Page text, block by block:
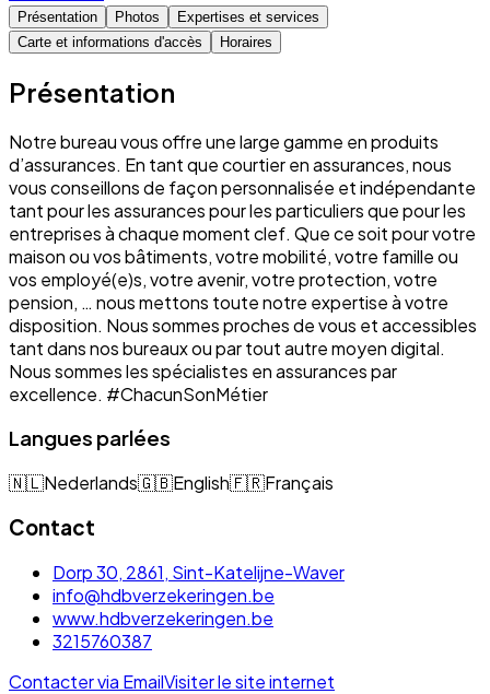
Présentation Photos
Expertises et services
Carte et informations d'accès
Horaires
Présentation
Notre bureau vous offre une large gamme en produits
d’assurances. En tant que courtier en assurances, nous
vous conseillons de façon personnalisée et indépendante
tant pour les assurances pour les particuliers que pour les
entreprises à chaque moment clef. Que ce soit pour votre
maison ou vos bâtiments, votre mobilité, votre famille ou
vos employé(e)s, votre avenir, votre protection, votre
pension, … nous mettons toute notre expertise à votre
disposition. Nous sommes proches de vous et accessibles
tant dans nos bureaux ou par tout autre moyen digital.
Nous sommes les spécialistes en assurances par
excellence. #ChacunSonMétier
Langues parlées
🇳🇱Nederlands🇬🇧English🇫🇷Français
Contact
Dorp 30, 2861, Sint-Katelijne-Waver
info@hdbverzekeringen.be
www.hdbverzekeringen.be
3215760387
Contacter via EmailVisiter le site internet